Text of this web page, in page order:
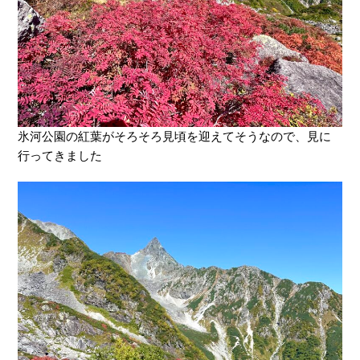
氷河公園の紅葉がそろそろ見頃を迎えてそうなので、見に
行ってきました